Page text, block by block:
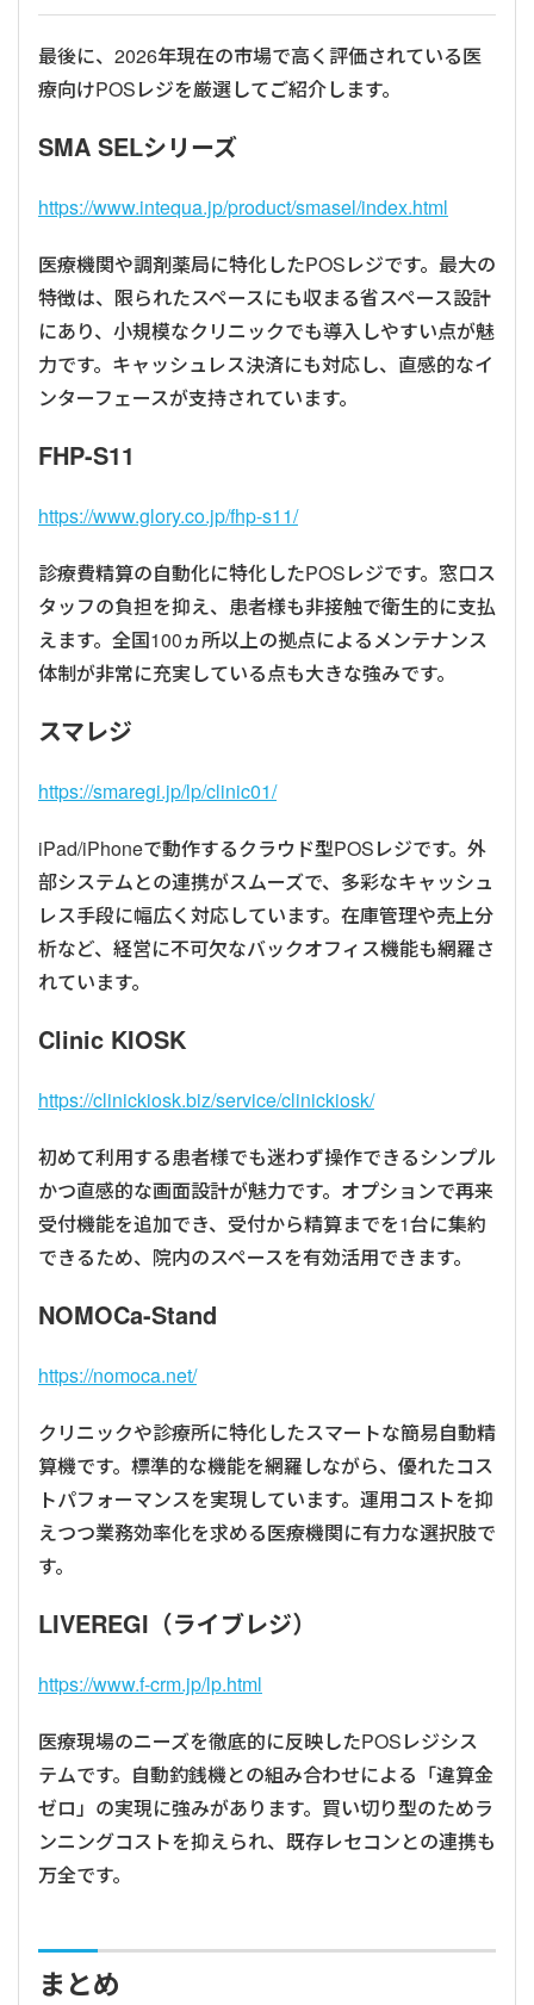
最後に、2026年現在の市場で高く評価されている医
療向けPOSレジを厳選してご紹介します。
SMA SELシリーズ
https://www.intequa.jp/product/smasel/index.html
医療機関や調剤薬局に特化したPOSレジです。最大の
特徴は、限られたスペースにも収まる省スペース設計
にあり、小規模なクリニックでも導入しやすい点が魅
力です。キャッシュレス決済にも対応し、直感的なイ
ンターフェースが支持されています。
FHP-S11
https://www.glory.co.jp/fhp-s11/
診療費精算の自動化に特化したPOSレジです。窓口ス
タッフの負担を抑え、患者様も非接触で衛生的に支払
えます。全国100ヵ所以上の拠点によるメンテナンス
体制が非常に充実している点も大きな強みです。
スマレジ
https://smaregi.jp/lp/clinic01/
iPad/iPhoneで動作するクラウド型POSレジです。外
部システムとの連携がスムーズで、多彩なキャッシュ
レス手段に幅広く対応しています。在庫管理や売上分
析など、経営に不可欠なバックオフィス機能も網羅さ
れています。
Clinic KIOSK
https://clinickiosk.biz/service/clinickiosk/
初めて利用する患者様でも迷わず操作できるシンプル
かつ直感的な画面設計が魅力です。オプションで再来
受付機能を追加でき、受付から精算までを1台に集約
できるため、院内のスペースを有効活用できます。
NOMOCa-Stand
https://nomoca.net/
クリニックや診療所に特化したスマートな簡易自動精
算機です。標準的な機能を網羅しながら、優れたコス
トパフォーマンスを実現しています。運用コストを抑
えつつ業務効率化を求める医療機関に有力な選択肢で
す。
LIVEREGI（ライブレジ）
https://www.f-crm.jp/lp.html
医療現場のニーズを徹底的に反映したPOSレジシス
テムです。自動釣銭機との組み合わせによる「違算金
ゼロ」の実現に強みがあります。買い切り型のためラ
ンニングコストを抑えられ、既存レセコンとの連携も
万全です。
まとめ